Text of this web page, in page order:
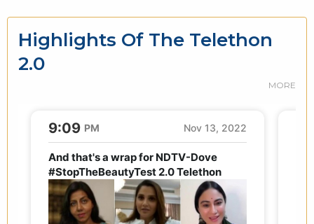
Highlights Of The Telethon
2.0
MORE